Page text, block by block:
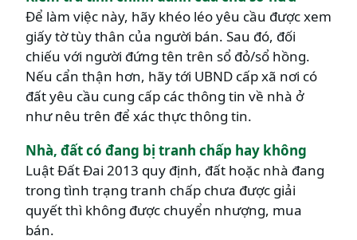
Để làm việc này, hãy khéo léo yêu cầu được xem
giấy tờ tùy thân của người bán. Sau đó, đối
chiếu với người đứng tên trên sổ đỏ/sổ hồng.
Nếu cẩn thận hơn, hãy tới UBND cấp xã nơi có
đất yêu cầu cung cấp các thông tin về nhà ở
như nêu trên để xác thực thông tin.
Nhà, đất có đang bị tranh chấp hay không
Luật Đất Đai 2013 quy định, đất hoặc nhà đang
trong tình trạng tranh chấp chưa được giải
quyết thì không được chuyển nhượng, mua
bán.